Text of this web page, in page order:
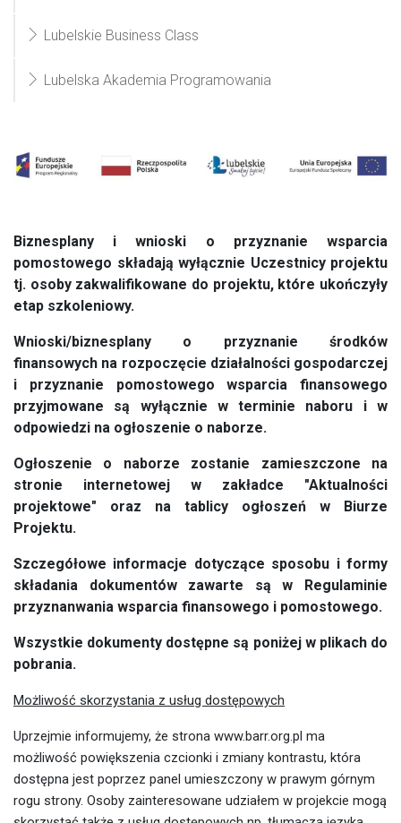
Lubelskie Business Class
Lubelska Akademia Programowania
Biznesplany i wnioski o przyznanie wsparcia
pomostowego składają wyłącznie Uczestnicy projektu
tj. osoby zakwalifikowane do projektu, które ukończyły
etap szkoleniowy.
Wnioski/biznesplany o przyznanie środków
finansowych na rozpoczęcie działalności gospodarczej
i przyznanie pomostowego wsparcia finansowego
przyjmowane są wyłącznie w terminie naboru i w
odpowiedzi na ogłoszenie o naborze.
Ogłoszenie o naborze zostanie zamieszczone na
stronie internetowej w zakładce "Aktualności
projektowe" oraz na tablicy ogłoszeń w Biurze
Projektu.
Szczegółowe informacje dotyczące sposobu i formy
składania dokumentów zawarte są w Regulaminie
przyznanwania wsparcia finansowego i pomostowego.
Wszystkie dokumenty dostępne są poniżej w plikach do
pobrania.
Możliwość skorzystania z usług dostępowych
Uprzejmie informujemy, że strona www.barr.org.pl ma
możliwość powiększenia czcionki i zmiany kontrastu, która
dostępna jest poprzez panel umieszczony w prawym górnym
rogu strony. Osoby zainteresowane udziałem w projekcie mogą